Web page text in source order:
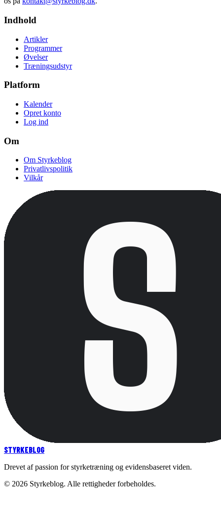
Indhold
Artikler
Programmer
Øvelser
Træningsudstyr
Platform
Kalender
Opret konto
Log ind
Om
Om Styrkeblog
Privatlivspolitik
Vilkår
STYRKEBLOG
Drevet af passion for styrketræning og evidensbaseret viden.
© 2026 Styrkeblog. Alle rettigheder forbeholdes.